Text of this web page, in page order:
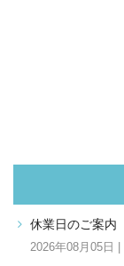
休業日のご案内
2026年08月05日 |